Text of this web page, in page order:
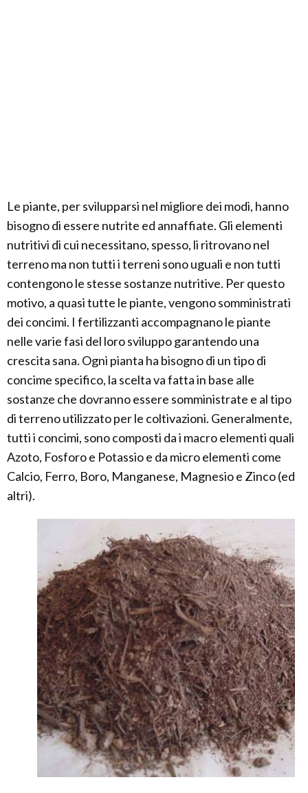
Le piante, per svilupparsi nel migliore dei modi, hanno
bisogno di essere nutrite ed annaffiate. Gli elementi
nutritivi di cui necessitano, spesso, li ritrovano nel
terreno ma non tutti i terreni sono uguali e non tutti
contengono le stesse sostanze nutritive. Per questo
motivo, a quasi tutte le piante, vengono somministrati
dei concimi. I fertilizzanti accompagnano le piante
nelle varie fasi del loro sviluppo garantendo una
crescita sana. Ogni pianta ha bisogno di un tipo di
concime specifico, la scelta va fatta in base alle
sostanze che dovranno essere somministrate e al tipo
di terreno utilizzato per le coltivazioni. Generalmente,
tutti i concimi, sono composti da i macro elementi quali
Azoto, Fosforo e Potassio e da micro elementi come
Calcio, Ferro, Boro, Manganese, Magnesio e Zinco (ed
altri).